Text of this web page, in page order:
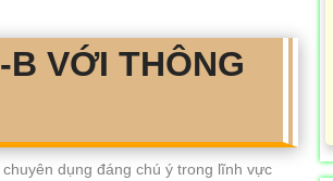
VỚI THÔNG
dụng đáng chú ý trong lĩnh vực